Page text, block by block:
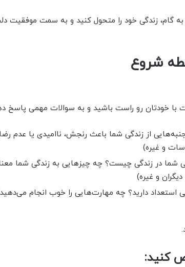
گام، زندگی خود را متحول کنید و به سمت موفقیت
شروع
با خودتان رو راست باشید و به سوالات مهمی پاسخ
از زندگی شما باعث رنجش، ناامیدی یا عدم
و غیره)
شما در زندگی چیست؟ چه چیزهایی به زندگی شما
و غیره)
استعداد دارید؟ چه مهارت‌هایی را خوب انجام